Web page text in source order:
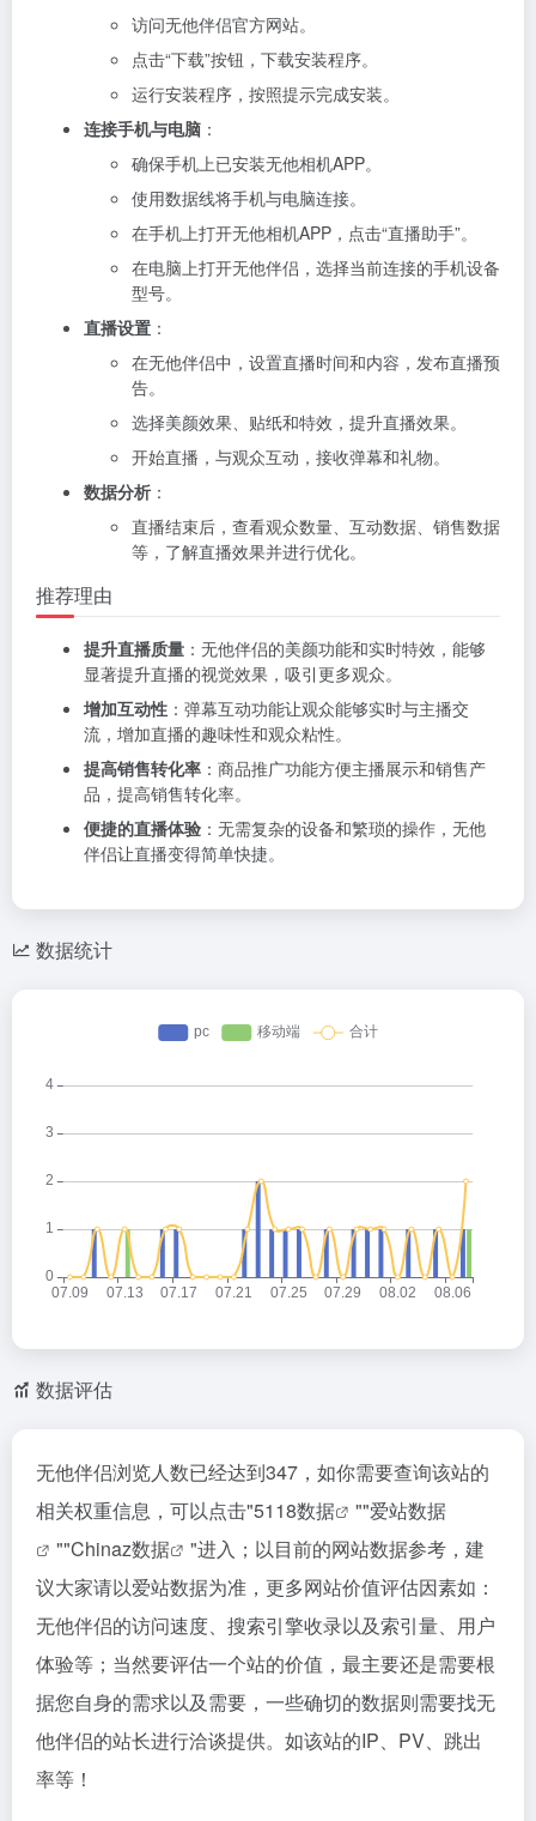
访问无他伴侣官方网站。
点击“下载”按钮，下载安装程序。
运行安装程序，按照提示完成安装。
连接手机与电脑 ：
确保手机上已安装无他相机APP。
使用数据线将手机与电脑连接。
在手机上打开无他相机APP，点击“直播助手”。
在电脑上打开无他伴侣，选择当前连接的手机设备
型号。
直播设置 ：
在无他伴侣中，设置直播时间和内容，发布直播预
告。
选择美颜效果、贴纸和特效，提升直播效果。
开始直播，与观众互动，接收弹幕和礼物。
数据分析 ：
直播结束后，查看观众数量、互动数据、销售数据
等，了解直播效果并进行优化。
推荐理由
提升直播质量 ：无他伴侣的美颜功能和实时特效，能够
显著提升直播的视觉效果，吸引更多观众。
增加互动性 ：弹幕互动功能让观众能够实时与主播交
流，增加直播的趣味性和观众粘性。
提高销售转化率 ：商品推广功能方便主播展示和销售产
品，提高销售转化率。
便捷的直播体验 ：无需复杂的设备和繁琐的操作，无他
伴侣让直播变得简单快捷。
数据统计
数据评估
无他伴侣浏览人数已经达到347，如你需要查询该站的
相关权重信息，可以点击"5118数据 ""爱站数据
""Chinaz数据
"进入；以目前的网站数据参考，建
议大家请以爱站数据为准，更多网站价值评估因素如：
无他伴侣的访问速度、搜索引擎收录以及索引量、用户
体验等；当然要评估一个站的价值，最主要还是需要根
据您自身的需求以及需要，一些确切的数据则需要找无
他伴侣的站长进行洽谈提供。如该站的IP、PV、跳出
率等！